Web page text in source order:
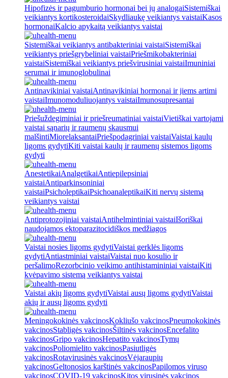
Hipofizės ir pagumburio hormonai bei jų analogaiSistemiškai
veikiantys kortikosteroidaiSkydliaukę veikiantys vaistaiKasos
hormonaiKalcio apykaitą veikiantys vaistai
Sistemiškai veikiantys antibakteriniai vaistaiSistemiškai
veikiantys priešgrybeliniai vaistaiPriešmikobakteriniai
vaistaiSistemiškai veikiantys priešvirusiniai vaistaiImuniniai
serumai ir imunoglobulinai
Antinavikiniai vaistaiAntinavikiniai hormonai ir jiems artimi
vaistaiImunomoduliuojantys vaistaiImunosupresantai
Priešuždegiminiai ir priešreumatiniai vaistaiVietiškai vartojami
vaistai sąnarių ir raumenų skausmui
malšintiMiorelaksantaiPriešpodagriniai vaistaiVaistai kaulų
ligoms gydytiKiti vaistai kaulų ir raumenų sistemos ligoms
gydyti
AnestetikaiAnalgetikaiAntiepilepsiniai
vaistaiAntiparkinsoniniai
vaistaiPsicholeptikaiPsichoanaleptikaiKiti nervų sistemą
veikiantys vaistai
Antiprotozojiniai vaistaiAntihelmintiniai vaistaiIšoriškai
naudojamos ektoparazitocidiškos medžiagos
Vaistai nosies ligoms gydytiVaistai gerklės ligoms
gydytiAntiastminiai vaistaiVaistai nuo kosulio ir
peršalimoRezorbcinio veikimo antihistamininiai vaistaiKiti
kvėpavimo sistemą veikiantys vaistai
Vaistai akių ligoms gydytiVaistai ausų ligoms gydytiVaistai
akių ir ausų ligoms gydyti
Meningokokinės vakcinosKokliušo vakcinosPneumokokinės
vakcinosStabligės vakcinosŠiltinės vakcinosEncefalito
vakcinosGripo vakcinosHepatito vakcinosTymų
vakcinosPoliomielito vakcinosPasiutligės
vakcinosRotavirusinės vakcinosVėjaraupių
vakcinosGeltonosios karštinės vakcinosPapilomos viruso
vakcinosCOVID-19 vakcinosKitos virusinės vakcinos